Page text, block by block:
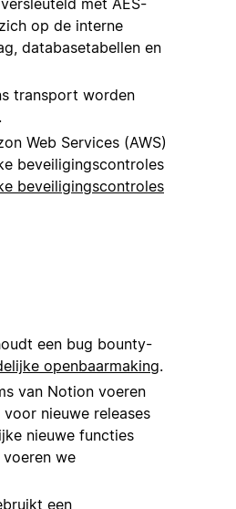
op de interne
databasetabellen en
transport worden
Web Services (AWS)
beveiligingscontroles
beveiligingscontroles
een bug bounty-
openbaarmaking.
van Notion voeren
nieuwe releases
nieuwe functies
we
een